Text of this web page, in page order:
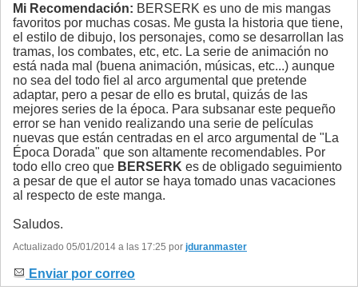
Mi Recomendación: BERSERK es uno de mis mangas
favoritos por muchas cosas. Me gusta la historia que tiene,
el estilo de dibujo, los personajes, como se desarrollan las
tramas, los combates, etc, etc. La serie de animación no
está nada mal (buena animación, músicas, etc...) aunque
no sea del todo fiel al arco argumental que pretende
adaptar, pero a pesar de ello es brutal, quizás de las
mejores series de la época. Para subsanar este pequeño
error se han venido realizando una serie de películas
nuevas que están centradas en el arco argumental de "La
Época Dorada" que son altamente recomendables. Por
todo ello creo que BERSERK es de obligado seguimiento
a pesar de que el autor se haya tomado unas vacaciones
al respecto de este manga.
Saludos.
Actualizado 05/01/2014 a las 17:25 por jduranmaster
Enviar por correo